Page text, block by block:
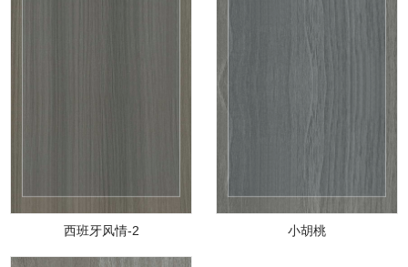
西班牙风情-2 小胡桃